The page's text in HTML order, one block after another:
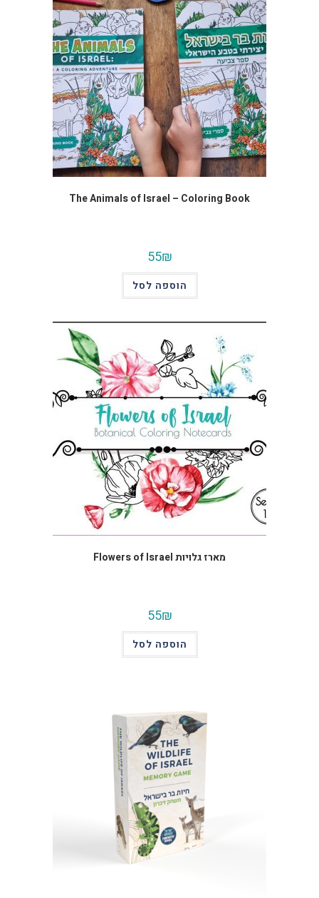
The Animals of Israel – Coloring Book
55₪
הוספה לסל
מארז גלויות Flowers of Israel
55₪
הוספה לסל